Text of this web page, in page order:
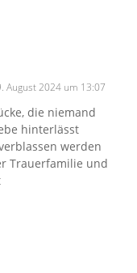
August 2024 um 13:07
die niemand
hinterlässt
werden
Trauerfamilie und